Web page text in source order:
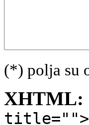
(*) polja su
XHTML:
title="">